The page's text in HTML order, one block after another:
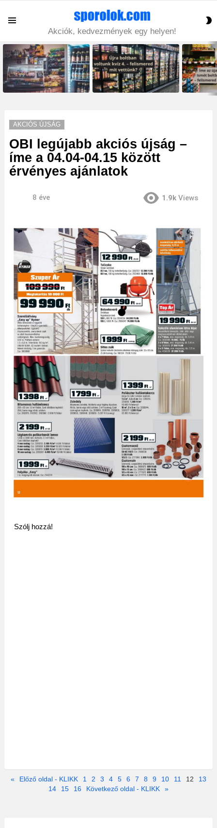
Akciók, kedvezmények egy helyen!
LATEST
STORIES
AKCIÓS ÚJSÁG
OBI legújabb akciós újság –
íme a 04.04-04.15 között
érvényes ajánlatok
8 éve 1.9k Views
Szólj hozzá!
« Előző oldal - KLIKK 1 2 3 4 5 6 7 8 9 10 11 12
13
14
15 16 Következő oldal - KLIKK »